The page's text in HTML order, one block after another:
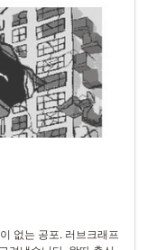
없는 공포. 러브크래프